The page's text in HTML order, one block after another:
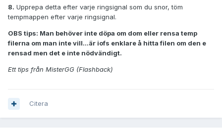
8. Upprepa detta efter varje ringsignal som du snor, töm
tempmappen efter varje ringsignal.
OBS tips: Man behöver inte döpa om dom eller rensa temp
filerna om man inte vill...är iofs enklare å hitta filen om den e
rensad men det e inte nödvändigt.
Ett tips från MisterGG (Flashback)
Citera